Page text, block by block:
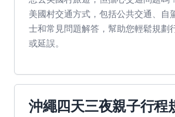
美國村交通方式，包括公共交通、自
士和常見問題解答，幫助您輕鬆規劃
或延誤。
沖繩四天三夜親子行程